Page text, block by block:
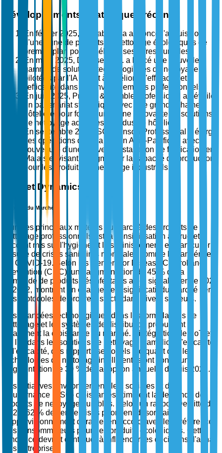
Développements stratégiques récents
En février 2025, Ecolab Inc. a annoncé l'acquisition
d'une ligne de produits de nettoyage écologiques de
premier plan pour améliorer ses offres durables.
En mars 2025, Diversey, Inc. a lancé une nouvelle
gamme de solutions technologiques de nettoyage
pilotées par l'IA visant à améliorer l'efficacité et
l'efficacité dans les environnements professionnels.
En juin 2025, Procter & Gamble Professional a dévoilé
un partenariat stratégique avec une grande chaîne
hôtelière pour fournir une ligne innovante de solutions
de nettoyage adaptées à l'industrie hôtelière.
En septembre 2025, SC Johnson Professional a élargi
ses opérations dans la région Asie-Pacifique avec
l'ouverture d'une nouvelle installation de fabrication en
Malaisie, visant à augmenter la capacité de production
pour les produits de nettoyage industriels.
Market Dynamics
Moteurs du Marché
L'un des principaux moteurs du marché des produits de
nettoyage professionnels est la sensibilisation accrue et
l'accent mis sur l'hygiène et l'assainissement, en particulier à
la suite de crises sanitaires mondiales comme la pandémie
de COVID-19. Selon les Centers for Disease Control and
Prevention (CDC), une augmentation de 45 % de la
demande de produits désinfectants a été signalée entre 2020
et 2022, montrant un changement significatif du marché vers
des protocoles de propreté stricts dans divers secteurs.
Les avancées technologiques dans les formulations de
nettoyage et les systèmes de distribution propulsent
également la croissance du marché. L'intégration de l'IoT et
de l'IA dans les solutions de nettoyage a amélioré l'efficacité
et l'efficacité, des rapports sectoriels indiquant que les
technologies de nettoyage intelligentes ont connu une
augmentation de 30 % de l'adoption annuelle depuis 2021.
Les initiatives environnementales, sociales et de
gouvernance (ESG) croissantes stimulent la demande de
produits de nettoyage durables. Selon un rapport Deloitte de
2023, 62 % des entreprises priorisent désormais
l'approvisionnement durable, en accord avec les préférences
des consommateurs pour des produits écologiques. Cette
tendance devrait continuer à influencer les décisions d'achat
des entreprises.